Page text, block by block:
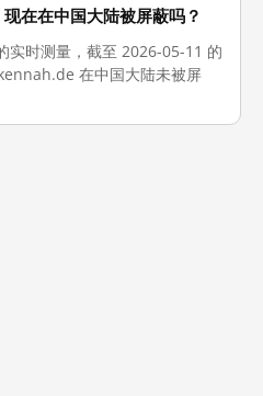
在在中国大陆被屏蔽吗？
实时测量，截至 2026-05-11 的
在中国大陆未被屏